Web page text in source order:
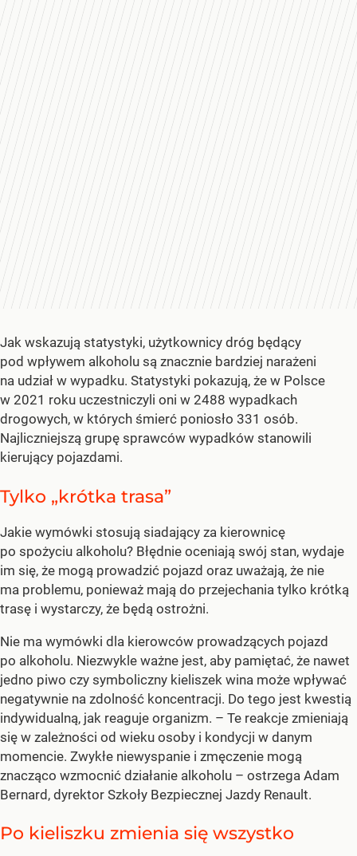
Jak wskazują statystyki, użytkownicy dróg będący
pod wpływem alkoholu są znacznie bardziej narażeni
na udział w wypadku. Statystyki pokazują, że w Polsce
w 2021 roku uczestniczyli oni w 2488 wypadkach
drogowych, w których śmierć poniosło 331 osób.
Najliczniejszą grupę sprawców wypadków stanowili
kierujący pojazdami.
Tylko „krótka trasa”
Jakie wymówki stosują siadający za kierownicę
po spożyciu alkoholu? Błędnie oceniają swój stan, wydaje
im się, że mogą prowadzić pojazd oraz uważają, że nie
ma problemu, ponieważ mają do przejechania tylko krótką
trasę i wystarczy, że będą ostrożni.
Nie ma wymówki dla kierowców prowadzących pojazd
po alkoholu. Niezwykle ważne jest, aby pamiętać, że nawet
jedno piwo czy symboliczny kieliszek wina może wpływać
negatywnie na zdolność koncentracji. Do tego jest kwestią
indywidualną, jak reaguje organizm. – Te reakcje zmieniają
się w zależności od wieku osoby i kondycji w danym
momencie. Zwykłe niewyspanie i zmęczenie mogą
znacząco wzmocnić działanie alkoholu – ostrzega Adam
Bernard, dyrektor Szkoły Bezpiecznej Jazdy Renault.
Po kieliszku zmienia się wszystko